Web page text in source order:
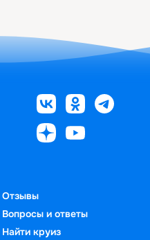
Отзывы
Вопросы и ответы
Найти круиз